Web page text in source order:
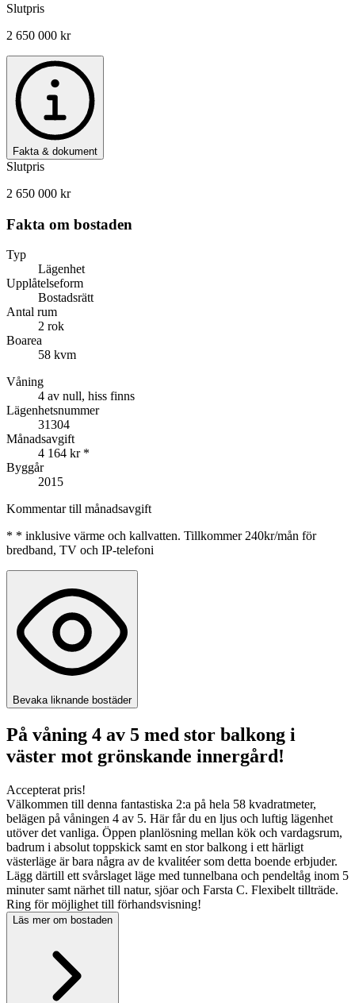
Slutpris
2 650 000 kr
Fakta & dokument
Slutpris
2 650 000 kr
Fakta om bostaden
Typ
Lägenhet
Upplåtelseform
Bostadsrätt
Antal rum
2 rok
Boarea
58 kvm
Våning
4 av null, hiss finns
Lägenhetsnummer
31304
Månadsavgift
4 164 kr*
Byggår
2015
Kommentar till månadsavgift
* * inklusive värme och kallvatten. Tillkommer 240kr/mån för
bredband, TV och IP-telefoni
Bevaka liknande bostäder
På våning 4 av 5 med stor balkong i
väster mot grönskande innergård!
Accepterat pris!
Välkommen till denna fantastiska 2:a på hela 58 kvadratmeter,
belägen på våningen 4 av 5. Här får du en ljus och luftig lägenhet
utöver det vanliga. Öppen planlösning mellan kök och vardagsrum,
badrum i absolut toppskick samt en stor balkong i ett härligt
västerläge är bara några av de kvalitéer som detta boende erbjuder.
Lägg därtill ett svårslaget läge med tunnelbana och pendeltåg inom 5
minuter samt närhet till natur, sjöar och Farsta C. Flexibelt tillträde.
Ring för möjlighet till förhandsvisning!
Läs mer om bostaden